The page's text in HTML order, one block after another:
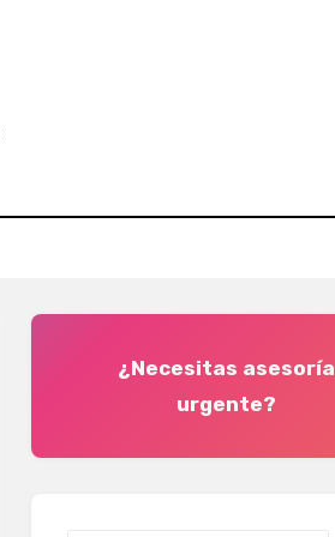
¿Necesitas asesoría
urgente?